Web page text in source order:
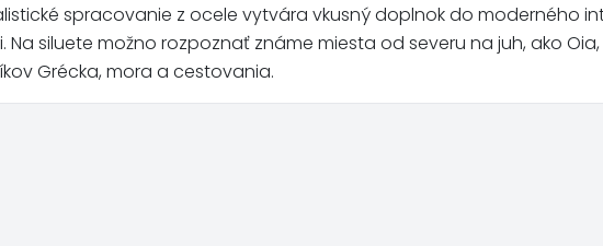
spracovanie z ocele vytvára vkusný doplnok do moderného
siluete možno rozpoznať známe miesta od severu na juh, ako Oia,
Grécka, mora a cestovania.